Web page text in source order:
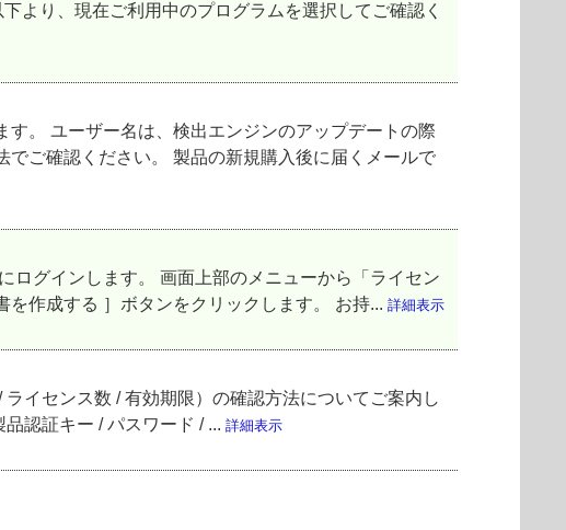
より、現在ご利用中のプログラムを選択してご確認く
。 ユーザー名は、検出エンジンのアップデートの際
ご確認ください。 製品の新規購入後に届くメールで
ログインします。 画面上部のメニューから「ライセン
作成する ］ボタンをクリックします。 お持... 詳細表示
イセンス数 / 有効期限）の確認方法についてご案内し
認証キー / パスワード / ... 詳細表示